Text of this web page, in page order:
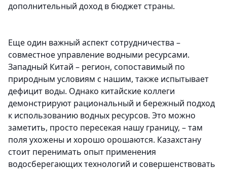
дополнительный доход в бюджет страны.
Еще один важный аспект сотрудничества –
совместное управление водными ресурсами.
Западный Китай – регион, сопоставимый по
природным условиям с нашим, также испытывает
дефицит воды. Однако китайские коллеги
демонстрируют рациональный и бережный подход
к использованию водных ресурсов. Это можно
заметить, просто пересекая нашу границу, – там
поля ухожены и хорошо орошаются. Казахстану
стоит перенимать опыт применения
водосберегающих технологий и совершенствовать